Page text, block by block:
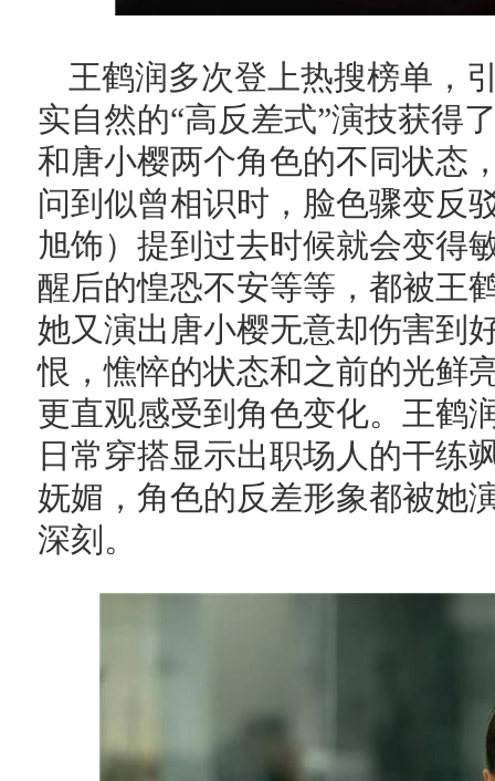
王鹤润多次登上热搜榜单，
实自然的“高反差式”演技获得
和唐小樱两个角色的不同状态
问到似曾相识时，脸色骤变反
旭饰）提到过去时候就会变得
醒后的惶恐不安等等，都被王
她又演出唐小樱无意却伤害到
恨，憔悴的状态和之前的光鲜
更直观感受到角色变化。王鹤
日常穿搭显示出职场人的干练
妩媚，角色的反差形象都被她
深刻。